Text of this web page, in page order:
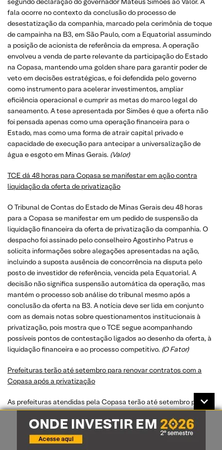
fala ocorre no contexto da conclusão do processo de
desestatização da companhia, marcado pela cerimônia de toque
de campainha na B3, em São Paulo, com a Equatorial assumindo
a posição de acionista de referência da empresa. A operação
envolveu a venda de parte relevante da participação do Estado
na Copasa, mantendo uma golden share para garantir poder de
veto em decisões estratégicas, e foi defendida pelo governo
como instrumento para acelerar investimentos, ampliar
eficiência operacional e cumprir as metas do marco legal do
saneamento. A tese apresentada por Simões é que a oferta não
foi pensada apenas como uma operação financeira para o
Estado, mas como uma forma de atrair capital privado e
capacidade de execução para antecipar a universalização de
água e esgoto em Minas Gerais. (Valor)
TCE dá 48 horas para Copasa se manifestar em ação contra
liquidação da oferta de privatização
O Tribunal de Contas do Estado de Minas Gerais deu 48 horas
para a Copasa se manifestar em um pedido de suspensão da
liquidação financeira da oferta de privatização da companhia. O
despacho foi assinado pelo conselheiro Agostinho Patrus e
solicita informações sobre alegações apresentadas na ação,
incluindo a suposta ausência de concorrência na disputa pelo
posto de investidor de referência, vencida pela Equatorial. A
decisão não significa suspensão automática da operação, mas
mantém o processo sob análise do tribunal mesmo após a
conclusão da oferta na B3. A notícia deve ser lida em conjunto
com as demais notas sobre questionamentos institucionais à
privatização, pois mostra que o TCE segue acompanhando
possíveis pontos de contestação ligados ao desenho da oferta, à
liquidação financeira e ao processo competitivo. (O Fator)
Prefeituras terão até setembro para renovar contratos com a
Copasa após a privatização
As prefeituras atendidas pela Copasa terão até setembro para
renovar contratos com a companhia após a privatização,
segundo O Tempo. O prazo é relevante porque a mudança na
estrutura acionária da empresa exige rearranjos contratuais com
municípios, especialmente em um setor no qual a prestação dos